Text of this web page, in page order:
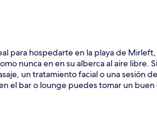
para hospedarte en la playa de
nunca en en su alberca al aire libre.
un tratamiento facial o una sesión
el bar o lounge puedes tomar un